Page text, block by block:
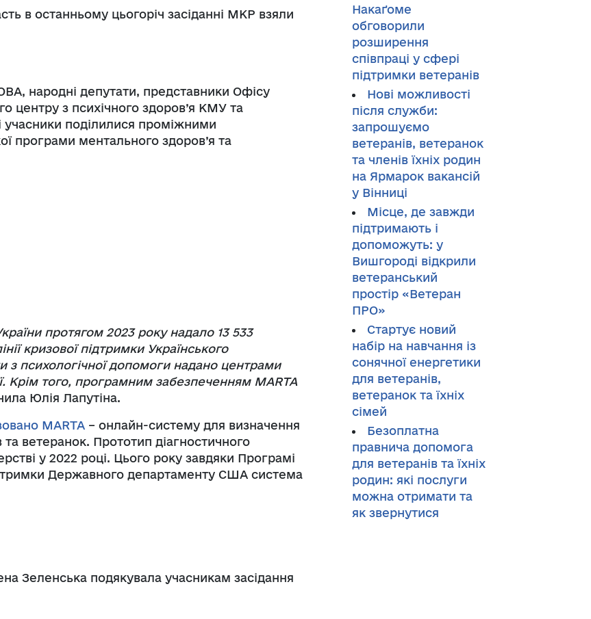
в останньому цьогоріч засіданні МКР взяли
народні депутати, представники Офісу
центру з психічного здоров’я КМУ та
учасники поділилися проміжними
програми ментального здоров’я та
протягом 2023 року надало 13 533
кризової підтримки Українського
з психологічної допомоги надано центрами
Крім того, програмним забезпеченням MARTA
Юлія Лапутіна.
MARTA – онлайн-систему для визначення
та ветеранок. Прототип діагностичного
у 2022 році. Цього року завдяки Програмі
Державного департаменту США система
Зеленська подякувала учасникам засідання
Накаґоме
обговорили
розширення
співпраці у сфері
підтримки ветеранів
Нові можливості
після служби:
запрошуємо
ветеранів, ветеранок
та членів їхніх родин
на Ярмарок вакансій
у Вінниці
Місце, де завжди
підтримають і
допоможуть: у
Вишгороді відкрили
ветеранський
простір «Ветеран
ПРО»
Стартує новий
набір на навчання із
сонячної енергетики
для ветеранів,
ветеранок та їхніх
сімей
Безоплатна
правнича допомога
для ветеранів та їхніх
родин: які послуги
можна отримати та
як звернутися